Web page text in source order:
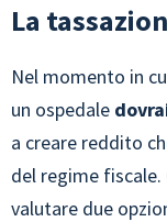
La
Nel momento in
un ospedale
a creare reddito
del regime
valutare due